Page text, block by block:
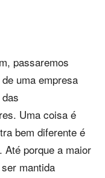
passaremos
uma empresa
Uma coisa é
bem diferente é
porque a maior
mantida